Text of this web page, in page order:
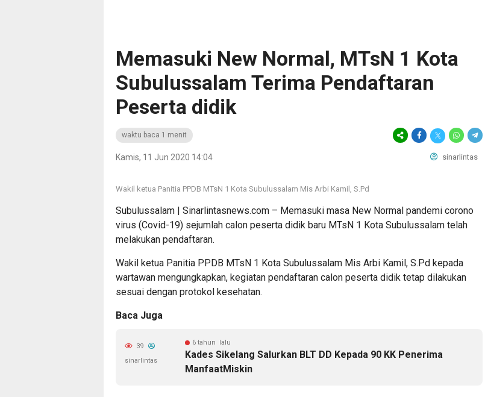
Memasuki New Normal, MTsN 1 Kota
Subulussalam Terima Pendaftaran
Peserta didik
waktu baca 1 menit
Kamis, 11 Jun 2020 14:04 sinarlintas
Wakil ketua Panitia PPDB MTsN 1 Kota Subulussalam Mis Arbi Kamil, S.Pd
Subulussalam | Sinarlintasnews.com – Memasuki masa New Normal pandemi corono
virus (Covid-19) sejumlah calon peserta didik baru MTsN 1 Kota Subulussalam telah
melakukan pendaftaran.
Wakil ketua Panitia PPDB MTsN 1 Kota Subulussalam Mis Arbi Kamil, S.Pd kepada
wartawan mengungkapkan, kegiatan pendaftaran calon peserta didik tetap dilakukan
sesuai dengan protokol kesehatan.
Baca Juga
6 tahun lalu
Kades Sikelang Salurkan BLT DD Kepada 90 KK Penerima
ManfaatMiskin
39
sinarlintas